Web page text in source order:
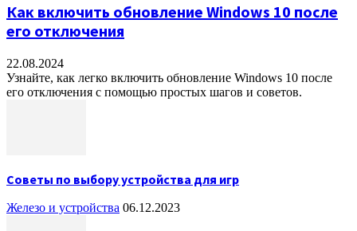
Как включить обновление Windows 10 после
его отключения
22.08.2024
Узнайте, как легко включить обновление Windows 10 после
его отключения с помощью простых шагов и советов.
Советы по выбору устройства для игр
Железо и устройства 06.12.2023